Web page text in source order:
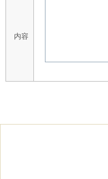
内容